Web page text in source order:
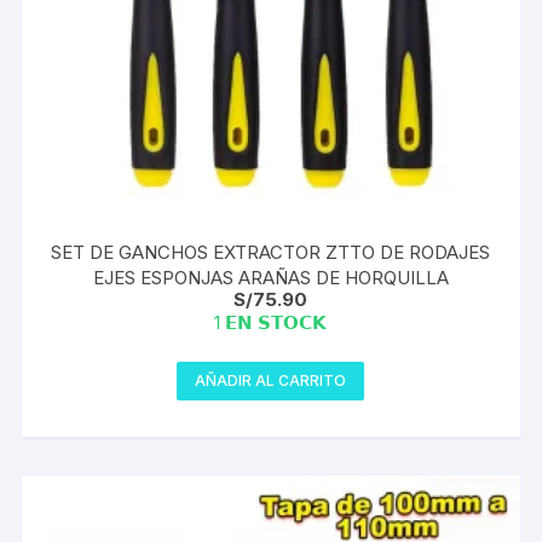
SET DE GANCHOS EXTRACTOR ZTTO DE RODAJES
EJES ESPONJAS ARAÑAS DE HORQUILLA
S/75.90
1 𝗘𝗡 𝗦𝗧𝗢𝗖𝗞
AÑADIR AL CARRITO